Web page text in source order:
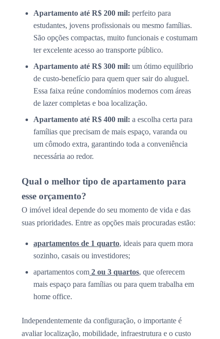
Apartamento até R$ 200 mil: perfeito para
estudantes, jovens profissionais ou mesmo famílias.
São opções compactas, muito funcionais e costumam
ter excelente acesso ao transporte público.
Apartamento até R$ 300 mil: um ótimo equilíbrio
de custo-benefício para quem quer sair do aluguel.
Essa faixa reúne condomínios modernos com áreas
de lazer completas e boa localização.
Apartamento até R$ 400 mil: a escolha certa para
famílias que precisam de mais espaço, varanda ou
um cômodo extra, garantindo toda a conveniência
necessária ao redor.
Qual o melhor tipo de apartamento para
esse orçamento?
O imóvel ideal depende do seu momento de vida e das
suas prioridades. Entre as opções mais procuradas estão:
apartamentos de 1 quarto, ideais para quem mora
sozinho, casais ou investidores;
apartamentos com 2 ou 3 quartos, que oferecem
mais espaço para famílias ou para quem trabalha em
home office.
Independentemente da configuração, o importante é
avaliar localização, mobilidade, infraestrutura e o custo